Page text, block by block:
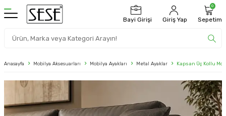
Bayi Girişi Giriş Yap
0
Sepetim
Anasayfa Mobilya Aksesuarları Mobilya Ayakları Metal Ayaklar Kapsan Üç Kollu